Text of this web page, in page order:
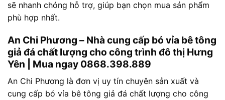
sẽ nhanh chóng hỗ trợ, giúp bạn chọn mua sản phẩm
phù hợp nhất.
An Chi Phương – Nhà cung cấp bó vỉa bê tông
giả đá chất lượng cho công trình đô thị Hưng
Yên | Mua ngay 0868.398.889
An Chi Phương là đơn vị uy tín chuyên sản xuất và
cung cấp bó vỉa bê tông giả đá chất lượng cho công